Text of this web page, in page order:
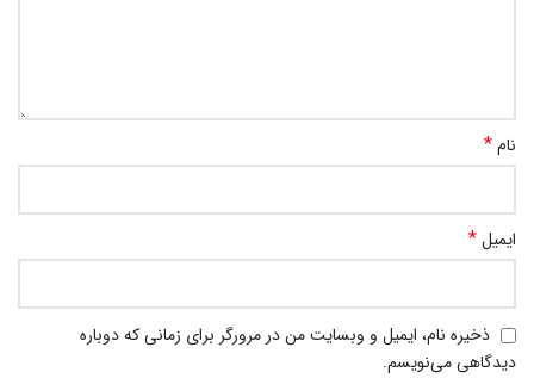
نام*
ایمیل*
ذخیره نام، ایمیل و وبسایت من در مرورگر برای زمانی که دوباره
دیدگاهی می‌نویسم.